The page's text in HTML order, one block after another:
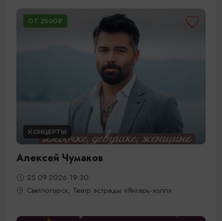
ОТ 2500₽
КОНЦЕРТЫ
Алексей Чумаков
25.09.2026 19:30
Светлогорск, Театр эстрады «Янтарь-холл»